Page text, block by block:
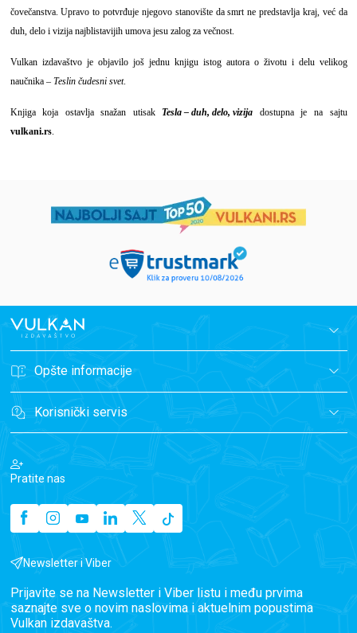
čovečanstva. Upravo to potvrđuje njegovo stanovište da smrt ne predstavlja kraj, već da
duh, delo i vizija najblistavijih umova jesu zalog za večnost.
Vulkan izdavaštvo je objavilo još jednu knjigu istog autora o životu i delu velikog
naučnika – Teslin čudesni svet.
Knjiga koja ostavlja snažan utisak Tesla – duh, delo, vizija dostupna je na sajtu
vulkani.rs.
Opšte informacije
Korisnički servis
Pratite nas
Newsletter i Viber
Prijavite se na Newsletter i Viber listu i među prvima
saznajte sve o novim naslovima i aktuelnim popustima
Vulkan izdavaštva.